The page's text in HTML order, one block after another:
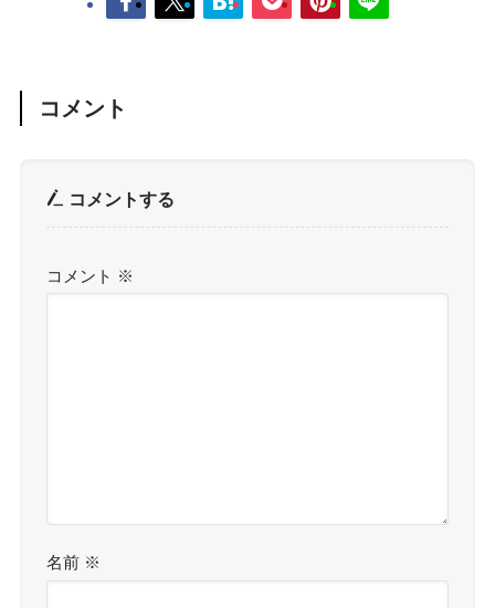
コメント
コメントする
コメント ※
名前 ※